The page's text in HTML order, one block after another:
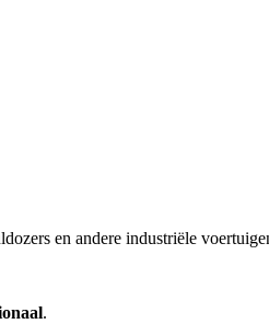
en andere industriële
.